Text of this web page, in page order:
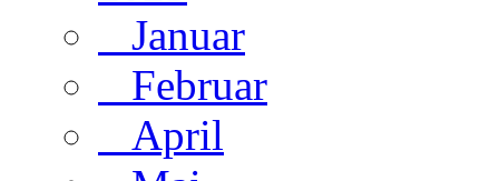
Januar
Februar
April